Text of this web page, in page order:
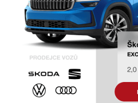
el. zrcátka
el. sklopná zrcátka
el. okna
el. víko zavazadlového prostoru
přední světla LED